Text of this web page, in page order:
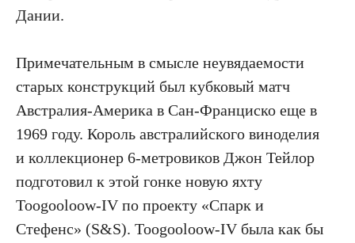
Дании.
Примечательным в смысле неувядаемости
старых конструкций был кубковый матч
Австралия-Америка в Сан-Франциско еще в
1969 году. Король австралийского виноделия
и коллекционер 6-метровиков Джон Тейлор
подготовил к этой гонке новую яхту
Toogooloow-IV по проекту «Спарк и
Стефенс» (S&S). Toogooloow-IV была как бы